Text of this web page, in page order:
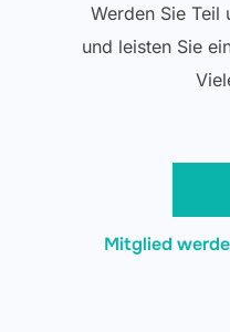
Werden Sie Teil
und leisten Sie
Mitglied